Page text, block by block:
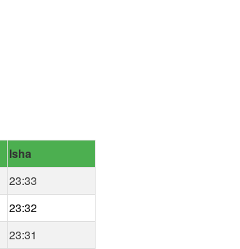
Isha
23:33
23:32
23:31